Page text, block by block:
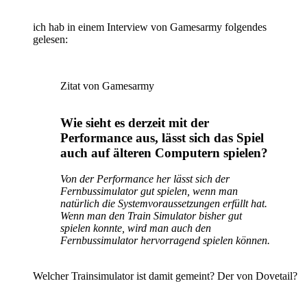
ich hab in einem Interview von Gamesarmy folgendes
gelesen:
Zitat von Gamesarmy
Wie sieht es derzeit mit der
Performance aus, lässt sich das Spiel
auch auf älteren Computern spielen?
Von der Performance her lässt sich der
Fernbussimulator gut spielen, wenn man
natürlich die Systemvoraussetzungen erfüllt hat.
Wenn man den Train Simulator bisher gut
spielen konnte, wird man auch den
Fernbussimulator hervorragend spielen können.
Welcher Trainsimulator ist damit gemeint? Der von Dovetail?